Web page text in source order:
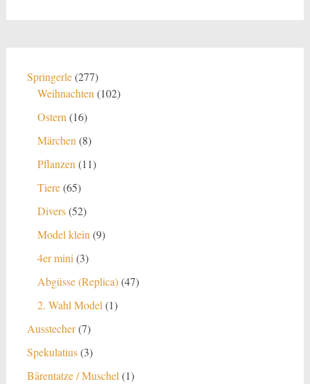
Springerle 277277
Produkte
Weihnachten 102102
Ostern 1616
Märchen 88
Pflanzen 1111
Tiere 6565
Divers 5252
Model klein 99
4er mini 33
Abgüsse (Replica) 4747
2. Wahl Model 11
Ausstecher 77
Spekulatius 33
Bärentatze / Muschel 11